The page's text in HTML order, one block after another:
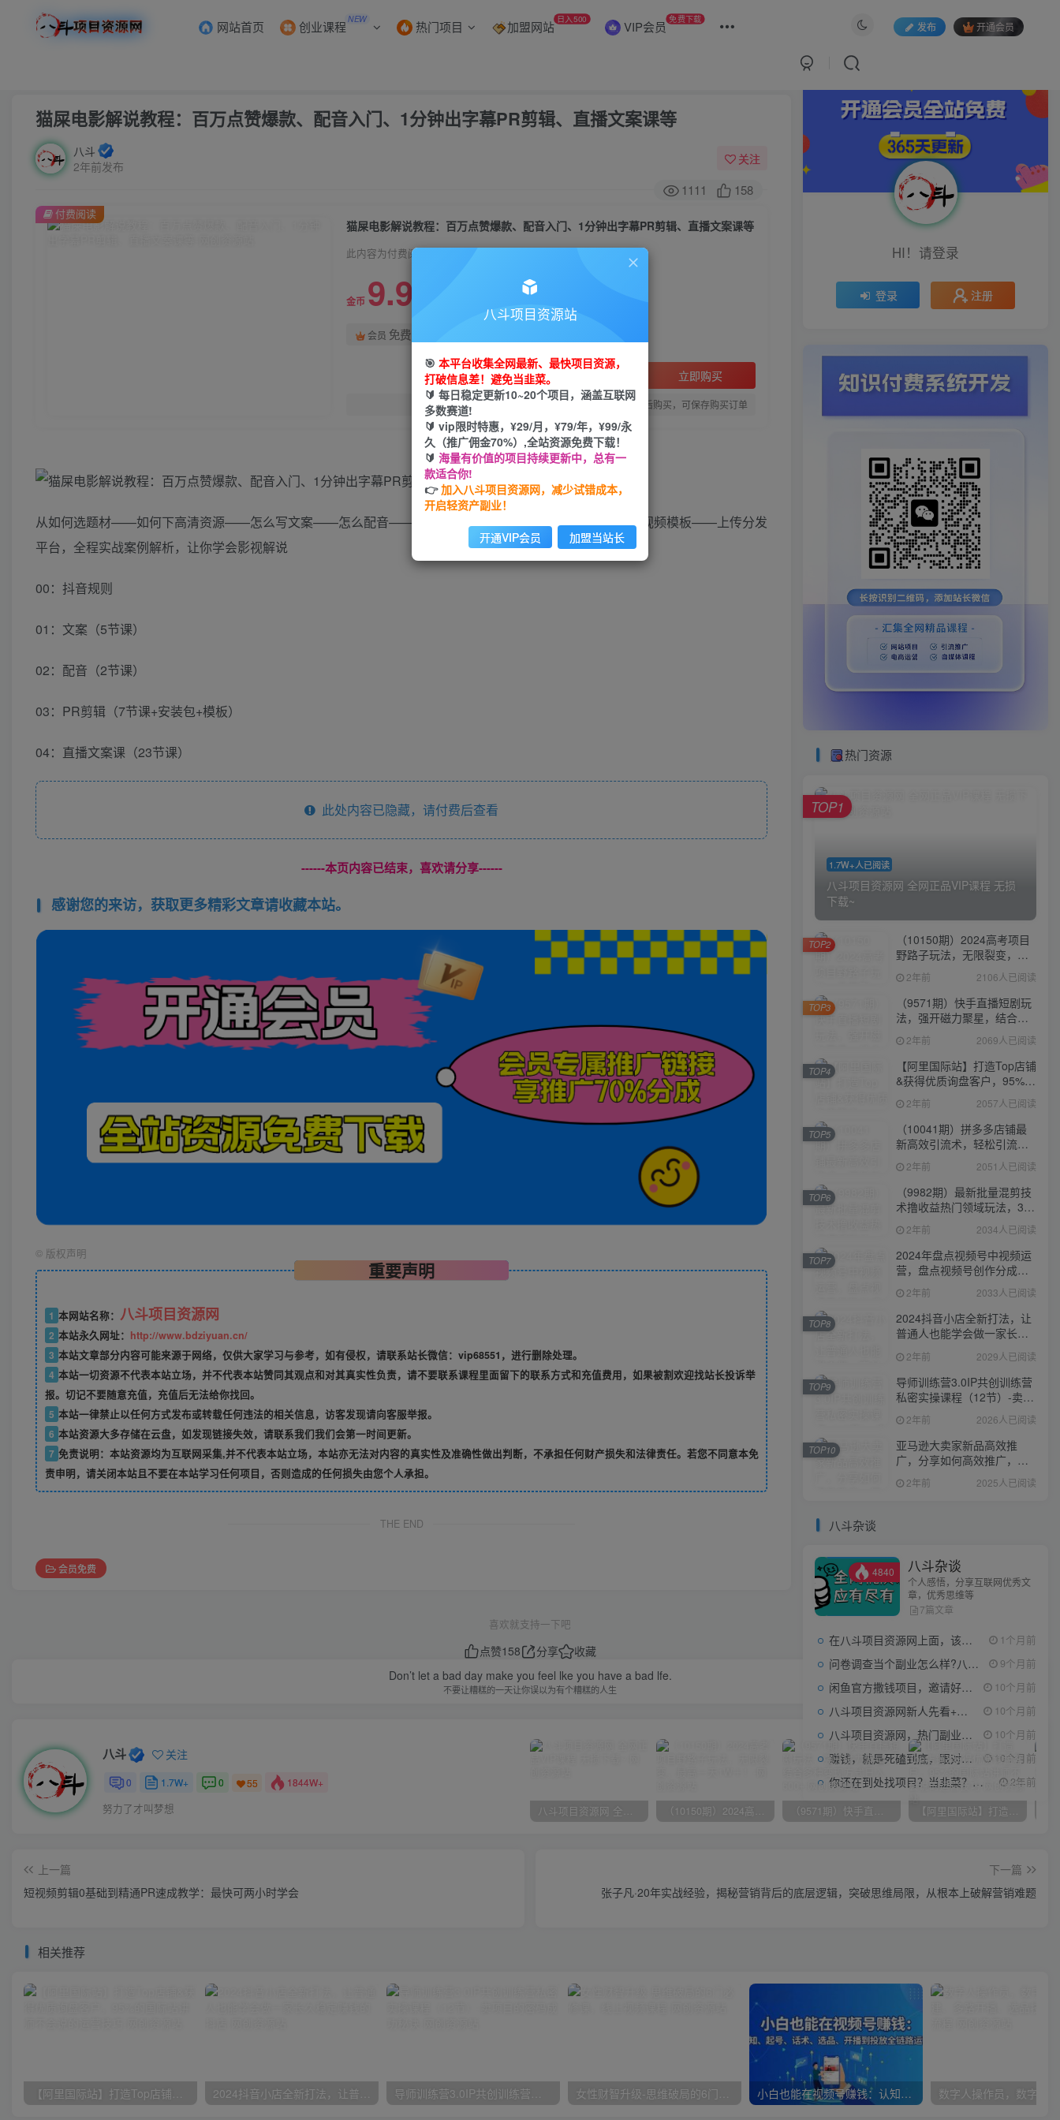
网站首页 创业课程 NEW 热门项目 加盟网站 日入500 VIP会员 免费下载
发布 开通会员
猫屎电影解说教程：百万点赞爆款、配音入门、1分钟出字幕PR剪辑、直播文案课等
八斗
2年前发布
关注
1111 158
猫屎电影解说教程：百万点赞爆款、配音入门、1分钟出字幕PR剪辑、直播文案课等
此内容为付费阅读，请付费后查看
金币 9.9
会员 免费
立即购买
您当前未登录！建议登陆后购买，可保存购买订单
付费阅读
从如何选题材——如何下高清资源——怎么写文案——怎么配音——怎么剪辑——字幕处理——封面制作——视频模板——上传分发
平台，全程实战案例解析，让你学会影视解说
00：抖音规则
01：文案（5节课）
02：配音（2节课）
03：PR剪辑（7节课+安装包+模板）
04：直播文案课（23节课）
此处内容已隐藏，请付费后查看
------本页内容已结束，喜欢请分享------
感谢您的来访，获取更多精彩文章请收藏本站。
© 版权声明
重要声明
1 本网站名称： 八斗项目资源网
2 本站永久网址： http://www.bdziyuan.cn/
3 本站文章部分内容可能来源于网络，仅供大家学习与参考，如有侵权，请联系站长微信：vip68551，进行删除处理。
4 本站一切资源不代表本站立场，并不代表本站赞同其观点和对其真实性负责，请不要联系课程里面留下的联系方式和充值费用，如果被割欢迎找站长投诉举
报。切记不要随意充值，充值后无法给你找回。
5 本站一律禁止以任何方式发布或转载任何违法的相关信息，访客发现请向客服举报。
6 本站资源大多存储在云盘，如发现链接失效，请联系我们我们会第一时间更新。
7 免责说明：本站资源均为互联网采集,并不代表本站立场，本站亦无法对内容的真实性及准确性做出判断，不承担任何财产损失和法律责任。若您不同意本免
责申明，请关闭本站且不要在本站学习任何项目，否则造成的任何损失由您个人承担。
THE END
会员免费
喜欢就支持一下吧
点赞158 分享
收藏
Don’t let a bad day make you feel lke you have a bad lfe.
不要让糟糕的一天让你误以为有个糟糕的人生
八斗 关注
0 1.7W+ 0 55 1844W+
努力了才叫梦想 八斗项目资源网 全网正品VIP课程 无损下载~ （10150期）2024高考项目野路子玩法，无限裂变，最高一天1W＋！ （9571期）快手直播短剧玩法，强开磁力聚星，结合多种变现方式日入600+ 【阿里国际站】打造Top店铺&获得优质询盘客户，​95%的国际站讲师不会说的运营技巧
上一篇
短视频剪辑0基础到精通PR速成教学：最快可两小时学会
下一篇
张子凡·20年实战经验，揭秘营销背后的底层逻辑，突破思维局限，从根本上破解营销难题
相关推荐
【阿里国际站】打造Top店铺&获得优质询盘客户，​95%的国际站讲师不会说的运营技巧 2024抖音小店全新打法，让普通人也能学会做一家长久稳定赚钱的抖店 导师训练营3.0IP共创训练营私密实操课程（12节）-卖项目的密码成功秘诀 女性财智升级-思维破局的6门必修课，线上视频课程 小白也能在视频号赚钱：认知、起号、话术、选品、开播到投放全链路运营
HI！请登录
登录 注册
热门资源
1.7W+人已阅读
八斗项目资源网 全网正品VIP课程 无损
下载~
TOP1
（10150期）2024高考项目
野路子玩法，无限裂变，最
高一天1W＋！
2年前 2106人已阅读
TOP2
（9571期）快手直播短剧玩
法，强开磁力聚星，结合多
种变现方式日入600+
2年前 2069人已阅读
TOP3
【阿里国际站】打造Top店铺
&获得优质询盘客户，​95%的
国际站讲师不会说的运营技
巧 2年前 2057人已阅读
TOP4
（10041期）拼多多店铺最
新高效引流术，轻松引流
400+创业粉，精准日变现五
位数！
2年前 2051人已阅读
TOP5
（9982期）最新批量混剪技
术撸收益热门领域玩法，3分
钟一条原创视频，轻松日入
1000＋
2年前 2034人已阅读
TOP6
2024年盘点视频号中视频运
营，盘点视频号创作分成计
划，快速过原创日入300+
2年前 2033人已阅读
TOP7
2024抖音小店全新打法，让
普通人也能学会做一家长久
稳定赚钱的抖店
2年前 2029人已阅读
TOP8
导师训练营3.0IP共创训练营
私密实操课程（12节）-卖项
目的密码成功秘诀
2年前 2026人已阅读
TOP9
亚马逊大卖家新品高效推
广，分享如何高效推广，打
造百万美金爆款单品
2年前 2025人已阅读
TOP10
八斗杂谈
4840 八斗杂谈
个人感悟，分享互联网优秀文
章，优秀思维等
7篇文章
在八斗项目资源网上面，该看什么类型的赚钱项目 1个月前
问卷调查当个副业怎么样?八斗告诉你 9个月前
闲鱼官方撒钱项目，邀请好友领现金，单价1-8元，0成本可以当个小副业 10个月前
八斗项目资源网新人先看+领取【0撸小项目+互联网工具箱】 10个月前
八斗项目资源网，热门副业项目任你选，每日持续更新 10个月前
赚钱，就是死磕到底，跟对人做对事。 10个月前
你还在到处找项目？当韭菜？我靠项目资源网也能月如过万。 2年前
八斗项目资源站
🎯 本平台收集全网最新、最快项目资源，
打破信息差！避免当韭菜。
🔰 每日稳定更新10~20个项目，涵盖互联网
多数赛道!
🔰 vip限时特惠，¥29/月，¥79/年，¥99/永
久（推广佣金70%）,全站资源免费下载！
🔰 海量有价值的项目持续更新中，总有一
款适合你!
👉加入八斗项目资源网，减少试错成本，
开启轻资产副业！
开通VIP会员 加盟当站长